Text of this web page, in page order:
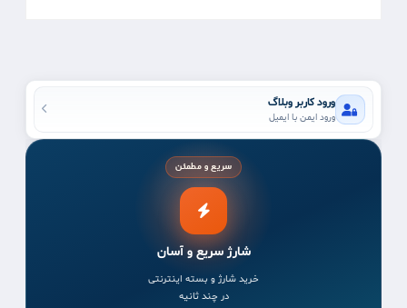
ورود کاربر وبلاگ
ورود ایمن با ایمیل
سریع و مطمئن
شارژ سریع و آسان
خرید شارژ و بسته اینترنتی
در چند ثانیه